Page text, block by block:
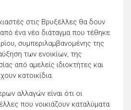
στις Βρυξέλλες θα δουν
ένα νέο διάταγμα που τέθηκε
συμπεριλαμβανομένης της
των ενοικίων, της
από αμελείς ιδιοκτήτες και
κατοικίδια.
αλλαγών είναι ότι οι
που νοικιάζουν καταλύματα